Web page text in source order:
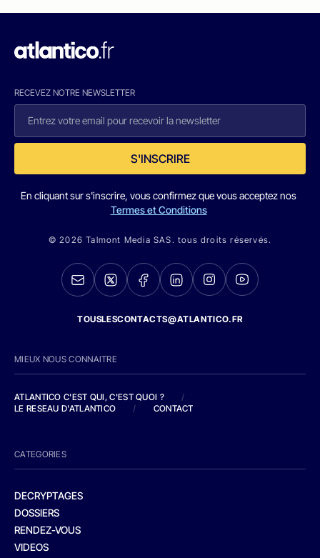
RECEVEZ NOTRE NEWSLETTER
S'INSCRIRE
En cliquant sur s'inscrire, vous confirmez que vous acceptez nos
Termes et Conditions
© 2026 Talmont Media SAS. tous droits réservés.
TOUSLESCONTACTS@ATLANTICO.FR
MIEUX NOUS CONNAITRE
ATLANTICO C'EST QUI, C'EST QUOI ?
/
LE RESEAU D'ATLANTICO
/ CONTACT
CATEGORIES
DECRYPTAGES
DOSSIERS
RENDEZ-VOUS
VIDEOS